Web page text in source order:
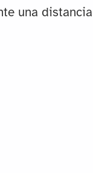
una distancia